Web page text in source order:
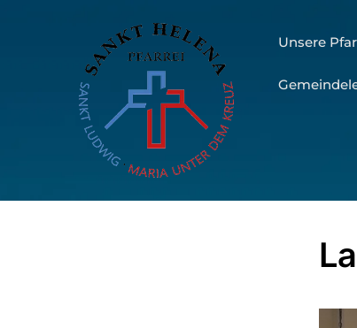
Unsere